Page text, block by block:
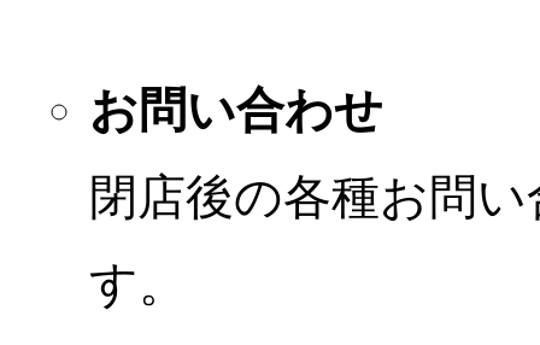
お問い合わせ
閉店後の各種お問
す。